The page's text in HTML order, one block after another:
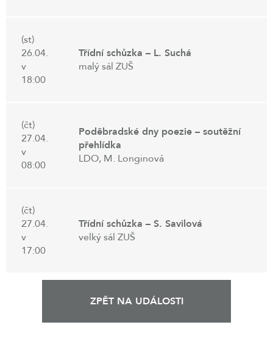
(st)
26.04.
v
18:00
Třídní schůzka – L. Suchá
malý sál ZUŠ
(čt)
27.04.
v
08:00
Poděbradské dny poezie – soutěžní
přehlídka
LDO, M. Longinová
(čt)
27.04.
v
17:00
Třídní schůzka – S. Savilová
velký sál ZUŠ
ZPĚT NA UDÁLOSTI